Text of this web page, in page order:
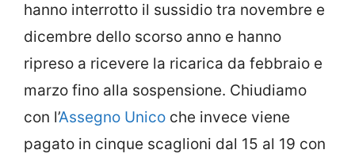
hanno interrotto il sussidio tra novembre e
dicembre dello scorso anno e hanno
ripreso a ricevere la ricarica da febbraio e
marzo fino alla sospensione. Chiudiamo
con l’Assegno Unico che invece viene
pagato in cinque scaglioni dal 15 al 19 con